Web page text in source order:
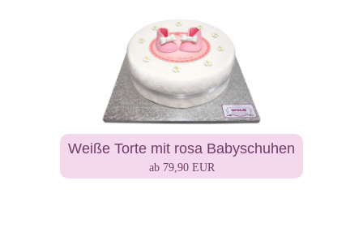
Weiße Torte mit rosa Babyschuhen
ab 79,90 EUR